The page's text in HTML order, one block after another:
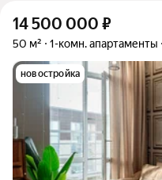
14 500 000 ₽
50 м² 1-комн. апартаменты
новостройка